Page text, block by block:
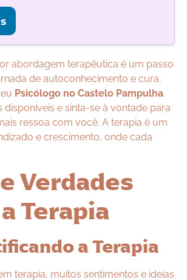
abordagem terapêutica é um passo
de autoconhecimento e cura.
Psicólogo no Castelo Pampulha
disponíveis e sinta-se à vontade para
ressoa com você. A terapia é um
e crescimento, onde cada
Verdades
Terapia
a Terapia
terapia, muitos sentimentos e ideias